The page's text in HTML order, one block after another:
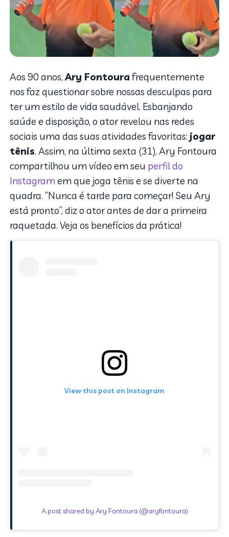
Aos 90 anos,Ary Fontoura frequentemente
nos faz questionar sobre nossas desculpas para
ter um estilo de vida saudável. Esbanjando
saúde e disposição, o ator revelou nas redes
sociais uma das suas atividades favoritas: jogar
tênis. Assim, na última sexta (31), Ary Fontoura
compartilhou um vídeo em seu perfil do
Instagramem que joga tênis e se diverte na
quadra. “Nunca é tarde para começar! Seu Ary
está pronto”, diz o ator antes de dar a primeira
raquetada. Veja os benefícios da prática!
View this post on Instagram
A post shared by Ary Fontoura (@aryfontoura)